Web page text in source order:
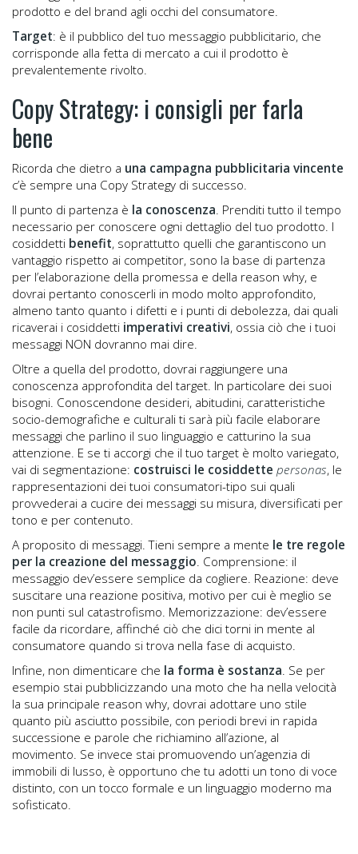
prodotto e del brand agli occhi del consumatore.
Target: è il pubblico del tuo messaggio pubblicitario, che
corrisponde alla fetta di mercato a cui il prodotto è
prevalentemente rivolto.
Copy Strategy: i consigli per farla
bene
Ricorda che dietro a una campagna pubblicitaria vincente
c’è sempre una Copy Strategy di successo.
Il punto di partenza è la conoscenza. Prenditi tutto il tempo
necessario per conoscere ogni dettaglio del tuo prodotto. I
cosiddetti benefit, soprattutto quelli che garantiscono un
vantaggio rispetto ai competitor, sono la base di partenza
per l’elaborazione della promessa e della reason why, e
dovrai pertanto conoscerli in modo molto approfondito,
almeno tanto quanto i difetti e i punti di debolezza, dai quali
ricaverai i cosiddetti imperativi creativi, ossia ciò che i tuoi
messaggi NON dovranno mai dire.
Oltre a quella del prodotto, dovrai raggiungere una
conoscenza approfondita del target. In particolare dei suoi
bisogni. Conoscendone desideri, abitudini, caratteristiche
socio-demografiche e culturali ti sarà più facile elaborare
messaggi che parlino il suo linguaggio e catturino la sua
attenzione. E se ti accorgi che il tuo target è molto variegato,
vai di segmentazione: costruisci le cosiddette personas, le
rappresentazioni dei tuoi consumatori-tipo sui quali
provvederai a cucire dei messaggi su misura, diversificati per
tono e per contenuto.
A proposito di messaggi. Tieni sempre a mente le tre regole
per la creazione del messaggio. Comprensione: il
messaggio dev’essere semplice da cogliere. Reazione: deve
suscitare una reazione positiva, motivo per cui è meglio se
non punti sul catastrofismo. Memorizzazione: dev’essere
facile da ricordare, affinché ciò che dici torni in mente al
consumatore quando si trova nella fase di acquisto.
Infine, non dimenticare che la forma è sostanza. Se per
esempio stai pubblicizzando una moto che ha nella velocità
la sua principale reason why, dovrai adottare uno stile
quanto più asciutto possibile, con periodi brevi in rapida
successione e parole che richiamino all’azione, al
movimento. Se invece stai promuovendo un’agenzia di
immobili di lusso, è opportuno che tu adotti un tono di voce
distinto, con un tocco formale e un linguaggio moderno ma
sofisticato.